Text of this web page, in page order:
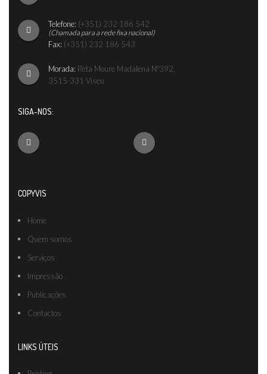
Telefone: (+351) 232 186 542
(Chamada para a rede fixa nacional)
Fax: (+351) 232 186 543
Morada: Reta Moure Madalena Nº392,
3515-331 Viseu
SIGA-NOS:
COPYVIS
Home
Quem somos
Serviços
Impressão
Publicações
Contactos
LINKS ÚTEIS